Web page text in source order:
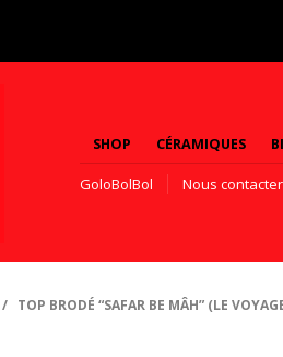
SHOP CÉRAMIQUES
GoloBolBol Nous contacter
/ TOP BRODÉ “SAFAR BE MÂH” (LE